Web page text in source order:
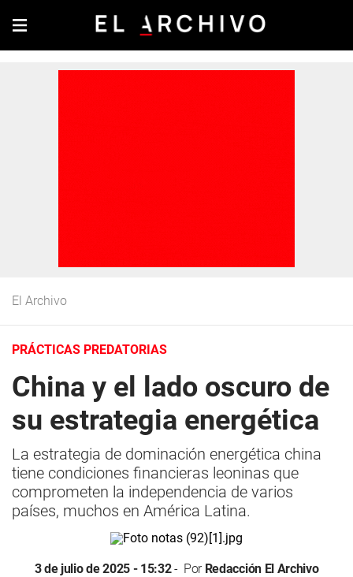
El Archivo
PRÁCTICAS PREDATORIAS
China y el lado oscuro de
su estrategia energética
La estrategia de dominación energética china
tiene condiciones financieras leoninas que
comprometen la independencia de varios
países, muchos en América Latina.
3 de julio de 2025 - 15:32 Por Redacción El Archivo